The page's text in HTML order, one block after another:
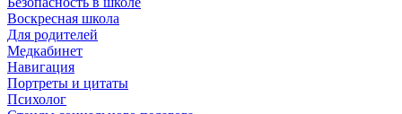
Воскресная школа
Для родителей
Медкабинет
Навигация
Портреты и цитаты
Психолог